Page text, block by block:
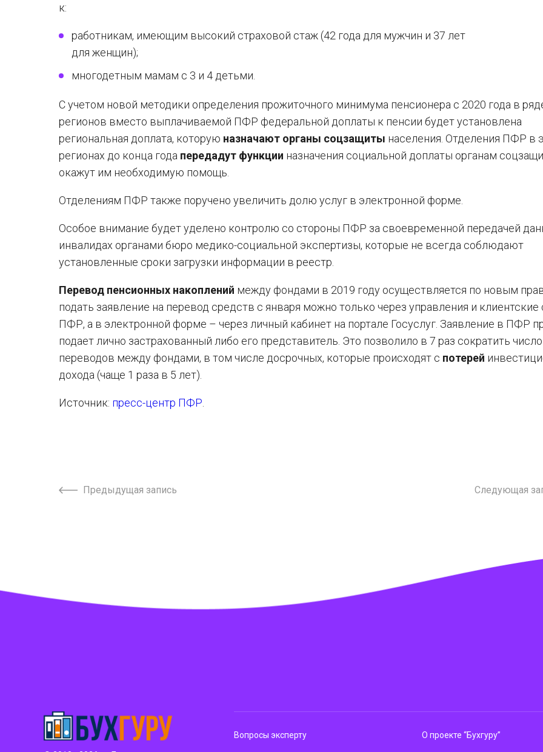
к:
работникам, имеющим высокий страховой стаж (42 года для мужчин и 37 лет
для женщин);
многодетным мамам с 3 и 4 детьми.
С учетом новой методики определения прожиточного минимума пенсионера с 2020 года в
регионов вместо выплачиваемой ПФР федеральной доплаты к пенсии будет установлена
региональная доплата, которую назначают органы соцзащиты населения. Отделения ПФР в
регионах до конца года передадут функции назначения социальной доплаты органам
окажут им необходимую помощь.
Отделениям ПФР также поручено увеличить долю услуг в электронной форме.
Особое внимание будет уделено контролю со стороны ПФР за своевременной передачей
инвалидах органами бюро медико-социальной экспертизы, которые не всегда соблюдают
установленные сроки загрузки информации в реестр.
Перевод пенсионных накоплений между фондами в 2019 году осуществляется по новым
подать заявление на перевод средств с января можно только через управления и
ПФР, а в электронной форме – через личный кабинет на портале Госуслуг. Заявление в ПФР
подает лично застрахованный либо его представитель. Это позволило в 7 раз сократить число
переводов между фондами, в том числе досрочных, которые происходят с потерей
дохода (чаще 1 раза в 5 лет).
Источник: пресс-центр ПФР
Предыдущая запись Следующая
Вопросы эксперту О проекте “Бухгуру”